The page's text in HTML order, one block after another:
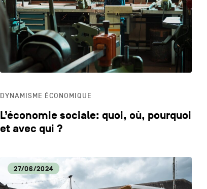
DYNAMISME ÉCONOMIQUE
EDUCATION
DYNAMISME ÉCONOMIQUE
L’économie sociale: quoi, où, pourquoi
et avec qui ?
27/06/2024